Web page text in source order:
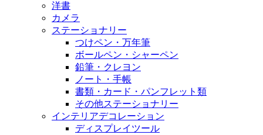
洋書
カメラ
ステーショナリー
つけペン・万年筆
ボールペン・シャーペン
鉛筆・クレヨン
ノート・手帳
書類・カード・パンフレット類
その他ステーショナリー
インテリアデコレーション
ディスプレイツール